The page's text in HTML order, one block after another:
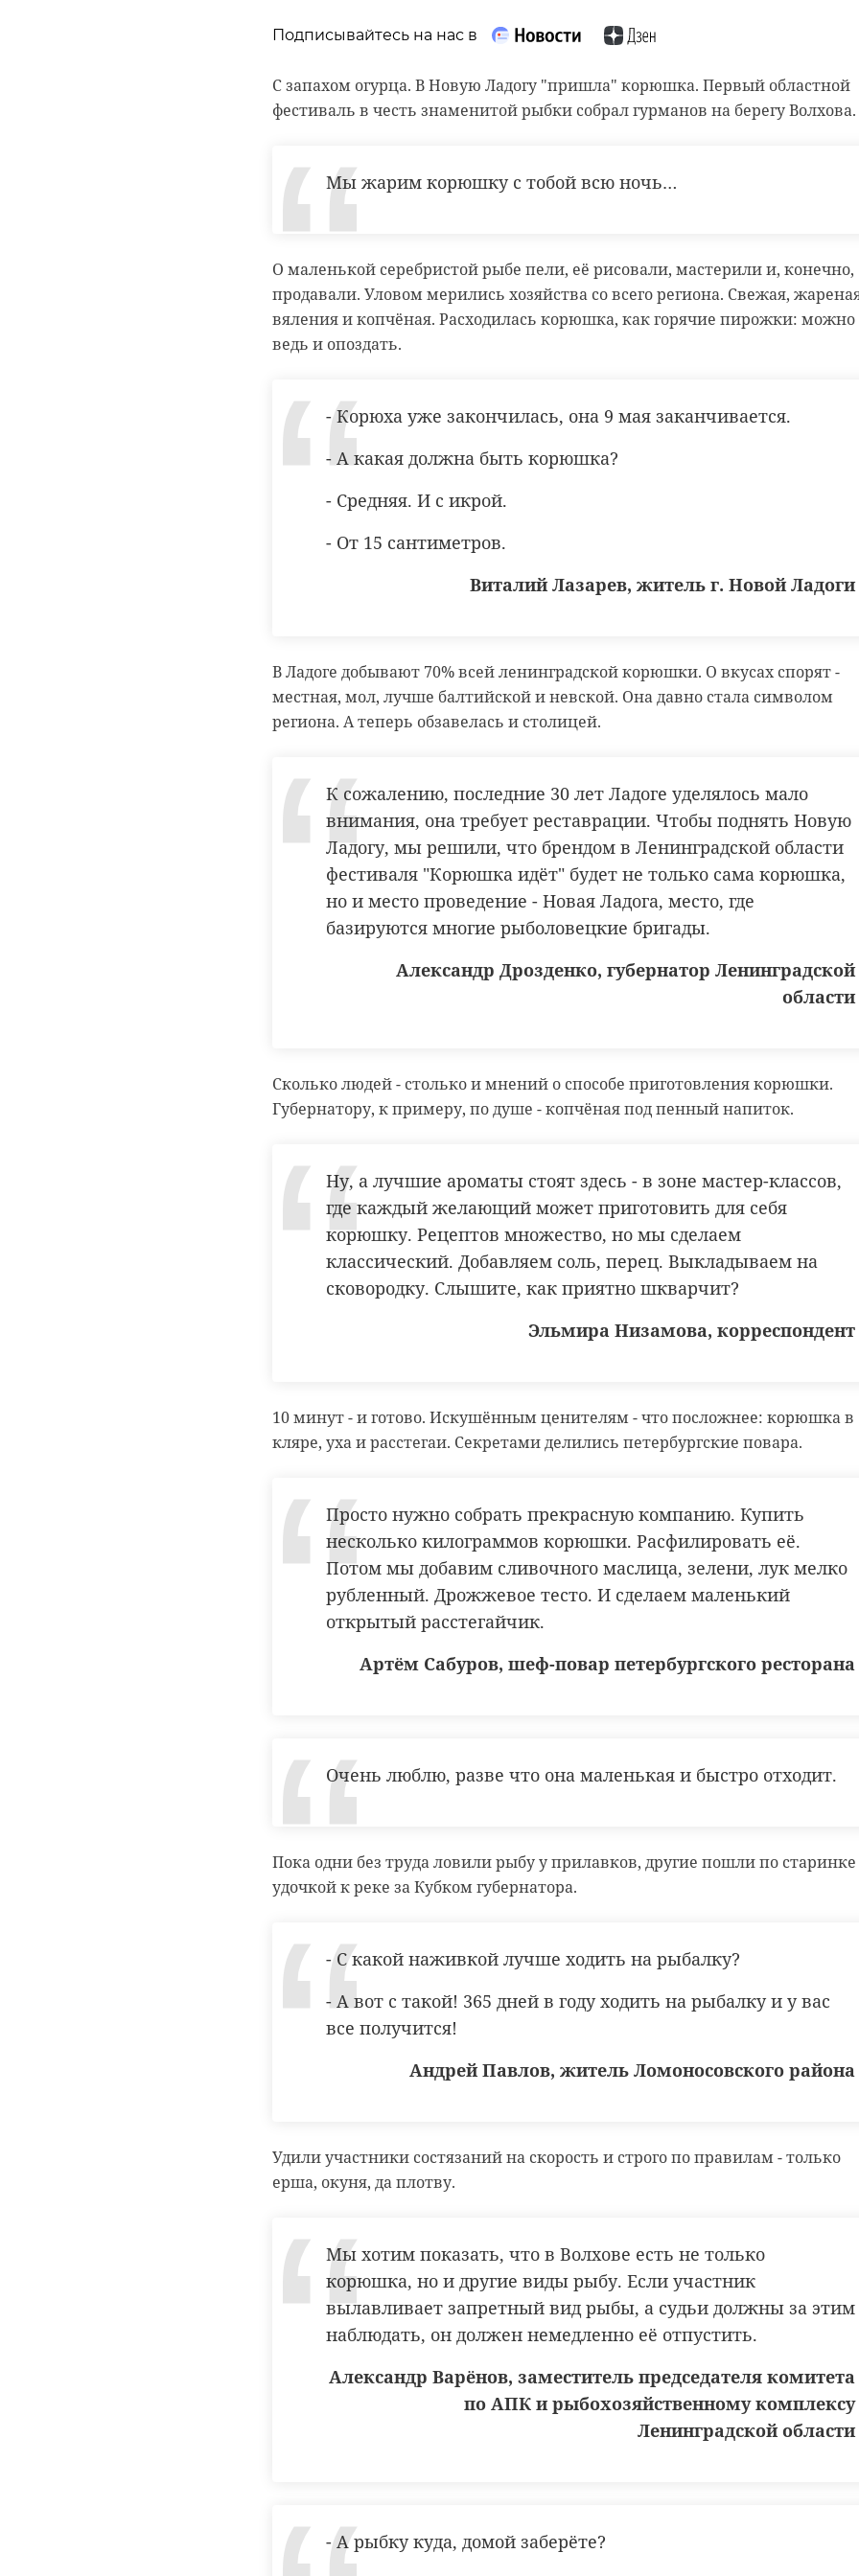
Подписывайтесь на нас в
С запахом огурца. В Новую Ладогу "пришла" корюшка. Первый областной
фестиваль в честь знаменитой рыбки собрал гурманов на берегу Волхова.
Мы жарим корюшку с тобой всю ночь…
О маленькой серебристой рыбе пели, её рисовали, мастерили и, конечно,
продавали. Уловом мерились хозяйства со всего региона. Свежая,
вяления и копчёная. Расходилась корюшка, как горячие пирожки: можно
ведь и опоздать.
- Корюха уже закончилась, она 9 мая заканчивается.
- А какая должна быть корюшка?
- Средняя. И с икрой.
- От 15 сантиметров.
Виталий Лазарев, житель г. Новой Ладоги
В Ладоге добывают 70% всей ленинградской корюшки. О вкусах спорят -
местная, мол, лучше балтийской и невской. Она давно стала символом
региона. А теперь обзавелась и столицей.
К сожалению, последние 30 лет Ладоге уделялось мало
внимания, она требует реставрации. Чтобы поднять Новую
Ладогу, мы решили, что брендом в Ленинградской области
фестиваля "Корюшка идёт" будет не только сама корюшка,
но и место проведение - Новая Ладога, место, где
базируются многие рыболовецкие бригады.
Александр Дрозденко, губернатор Ленинградской
области
Сколько людей - столько и мнений о способе приготовления корюшки.
Губернатору, к примеру, по душе - копчёная под пенный напиток.
Ну, а лучшие ароматы стоят здесь - в зоне мастер-классов,
где каждый желающий может приготовить для себя
корюшку. Рецептов множество, но мы сделаем
классический. Добавляем соль, перец. Выкладываем на
сковородку. Слышите, как приятно шкварчит?
Эльмира Низамова, корреспондент
10 минут - и готово. Искушённым ценителям - что посложнее: корюшка в
кляре, уха и расстегаи. Секретами делились петербургские повара.
Просто нужно собрать прекрасную компанию. Купить
несколько килограммов корюшки. Расфилировать её.
Потом мы добавим сливочного маслица, зелени, лук мелко
рубленный. Дрожжевое тесто. И сделаем маленький
открытый расстегайчик.
Артём Сабуров, шеф-повар петербургского ресторана
Очень люблю, разве что она маленькая и быстро отходит.
Пока одни без труда ловили рыбу у прилавков, другие пошли по старинке
удочкой к реке за Кубком губернатора.
- С какой наживкой лучше ходить на рыбалку?
- А вот с такой! 365 дней в году ходить на рыбалку и у вас
все получится!
Андрей Павлов, житель Ломоносовского района
Удили участники состязаний на скорость и строго по правилам - только
ерша, окуня, да плотву.
Мы хотим показать, что в Волхове есть не только
корюшка, но и другие виды рыбу. Если участник
вылавливает запретный вид рыбы, а судьи должны за этим
наблюдать, он должен немедленно её отпустить.
Александр Варёнов, заместитель председателя комитета
по АПК и рыбохозяйственному комплексу
Ленинградской области
- А рыбку куда, домой заберёте?
Подписывайтесь на нас в
Корреспондент Александр Сашнев и его оператор снимали сюжет про
подсчет уток для местного телеканала.
взволнованные местные мальчишки. Дети кричали, что рядом тонет
вытащили и согрели.
Сам журналист тоже не пострадал. У Александра есть опыт в
человек из го ...
07 декабря 2021, 12:24
Хозяйка приш ...
20 июня 2024, 12:30
Лено
Сейчас расчищают рамы, снимают старый слой краски. Реставрируют
пенькой, антибиологическая и противопожарная обработка.